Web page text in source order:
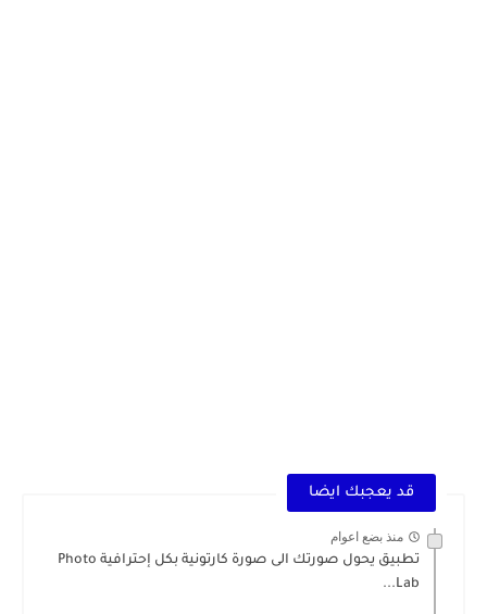
قد يعجبك ايضا
منذ بضع اعوام
تطبيق يحول صورتك الى صورة كارتونية بكل إحترافية Photo
Lab...